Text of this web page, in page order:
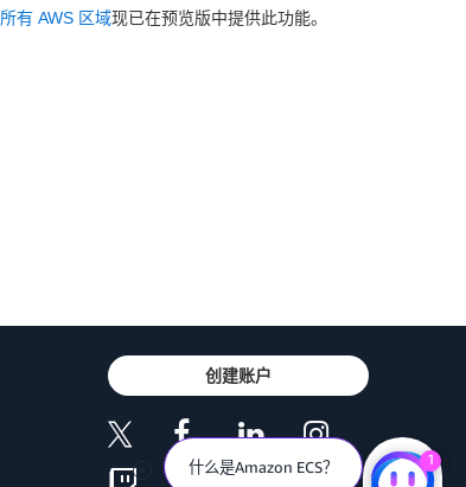
所有 AWS 区域现已在预览版中提供此功能。
创建账户
什么是Amazon ECS？ 1